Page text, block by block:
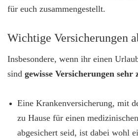
für euch zusammengestellt.
Wichtige Versicherungen
Insbesondere, wenn ihr einen
sind gewisse Versicherungen sehr
Eine Krankenversicherung, mit
zu Hause für einen
abgesichert seid, ist dabei wohl